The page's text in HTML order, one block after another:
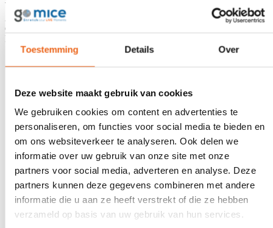
Toestemming Details Over
Deze website maakt gebruik van cookies
We gebruiken cookies om content en advertenties te
personaliseren, om functies voor social media te bieden en
om ons websiteverkeer te analyseren. Ook delen we
informatie over uw gebruik van onze site met onze
partners voor social media, adverteren en analyse. Deze
partners kunnen deze gegevens combineren met andere
informatie die u aan ze heeft verstrekt of die ze hebben
verzameld op basis van uw gebruik van hun services.
Wij raden u aan om kort voor vertrek te controleren welke regels er
gelden op uw reisbestemming. Soms heeft u aanvullende
documenten nodig. Check hiervoor de
klik op de vlag van uw reisbestemming voor meer informatie.
België
Frankrijk
Verenigd Koninkrijk